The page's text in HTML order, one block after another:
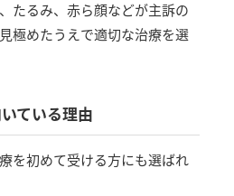
たるみ、赤ら顔などが主訴の
極めたうえで適切な治療を選
ている理由
を初めて受ける方にも選ばれ